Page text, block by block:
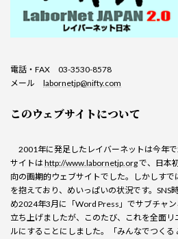
電話・FAX 03-3530-8578
メール labornetjp@nifty.com
このウェブサイトについて
2001年に発足したレイバーネットは今年
サイトはhttp://www.labornetjp.orgで、日本
向の画期的ウェブサイトでした。しかしす
を抱えており、めいっぱいの状況です。SNS
め2024年3月に「Word Press」でサブチャン
立ち上げましたが、このたび、これを全面
ルにすることにしました。「みんなでつくる